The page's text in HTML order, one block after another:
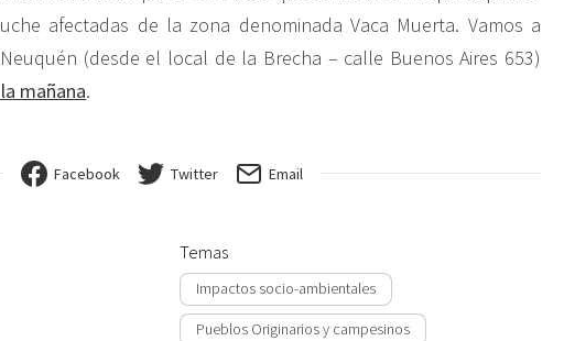
afectadas de la zona denominada Vaca Muerta. Vamos a
(desde el local de la Brecha – calle Buenos Aires 653)
mañana.
Facebook Twitter Email
Temas
Impactos socio-ambientales
Pueblos Originarios y campesinos